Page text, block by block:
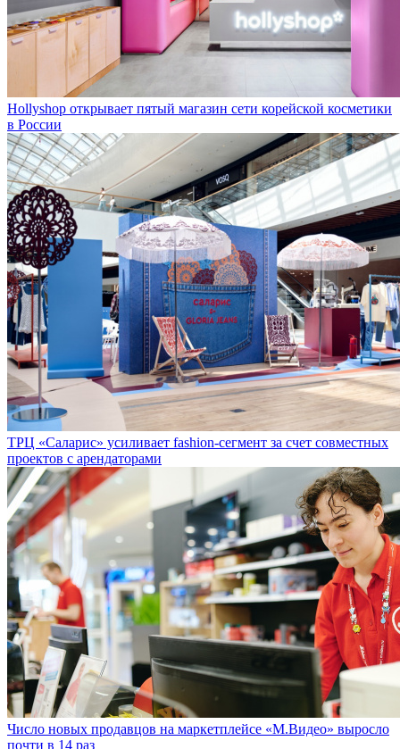
Hollyshop открывает пятый магазин сети корейской косметики
в России
ТРЦ «Саларис» усиливает fashion-сегмент за счет совместных
проектов с арендаторами
Число новых продавцов на маркетплейсе «М.Видео» выросло